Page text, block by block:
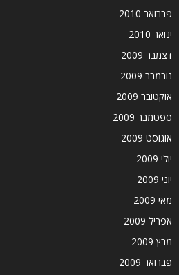
פברואר 2010
ינואר 2010
דצמבר 2009
נובמבר 2009
אוקטובר 2009
ספטמבר 2009
אוגוסט 2009
יולי 2009
יוני 2009
מאי 2009
אפריל 2009
מרץ 2009
פברואר 2009